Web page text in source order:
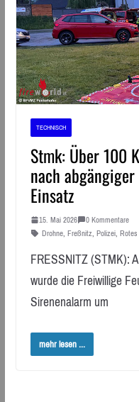
TECHNISCH
Stmk: Über 100
nach
Einsatz
15. Mai 2026
0 Kommentare
Drohne, Freßnitz, Polizei,
FRESSNITZ (STMK):
wurde die Freiwillige
Sirenenalarm um
mehr lesen ...